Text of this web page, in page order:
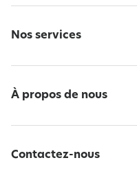
Nos services
À propos de nous
Contactez-nous